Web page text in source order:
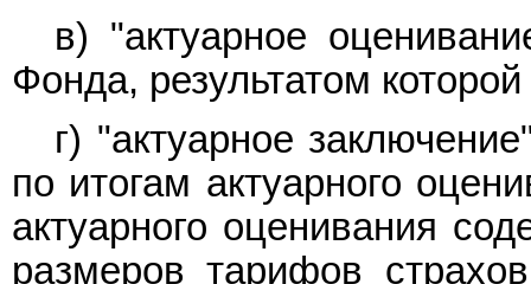
в) "актуарное
Фонда, результатом
г) "актуарное
по итогам актуарного
актуарного оценивания
размеров тарифов